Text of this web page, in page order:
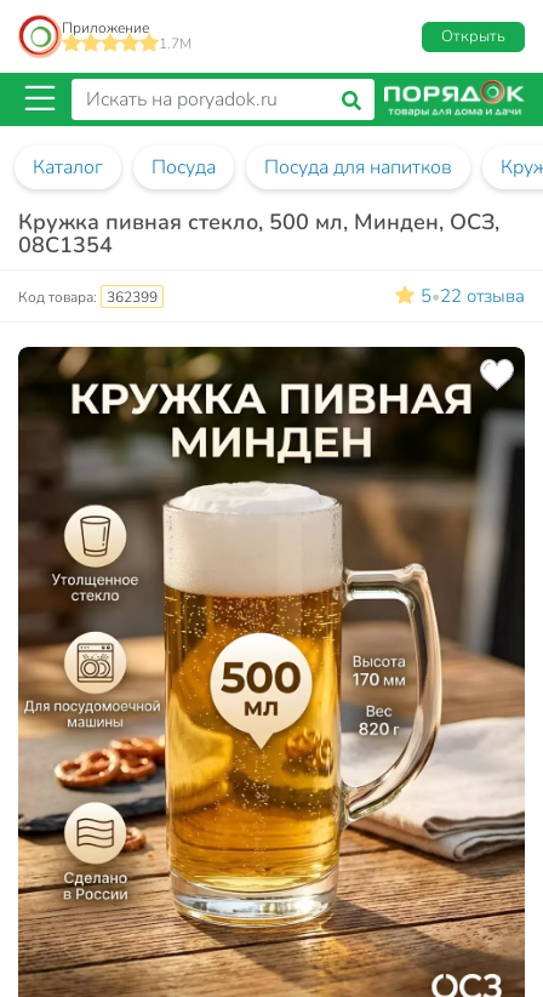
Приложение
1.7M
Открыть
Каталог Посуда Посуда для напитков
Кружка пивная стекло, 500 мл, Минден, ОСЗ,
08C1354
Код товара: 362399 5•22 отзыва